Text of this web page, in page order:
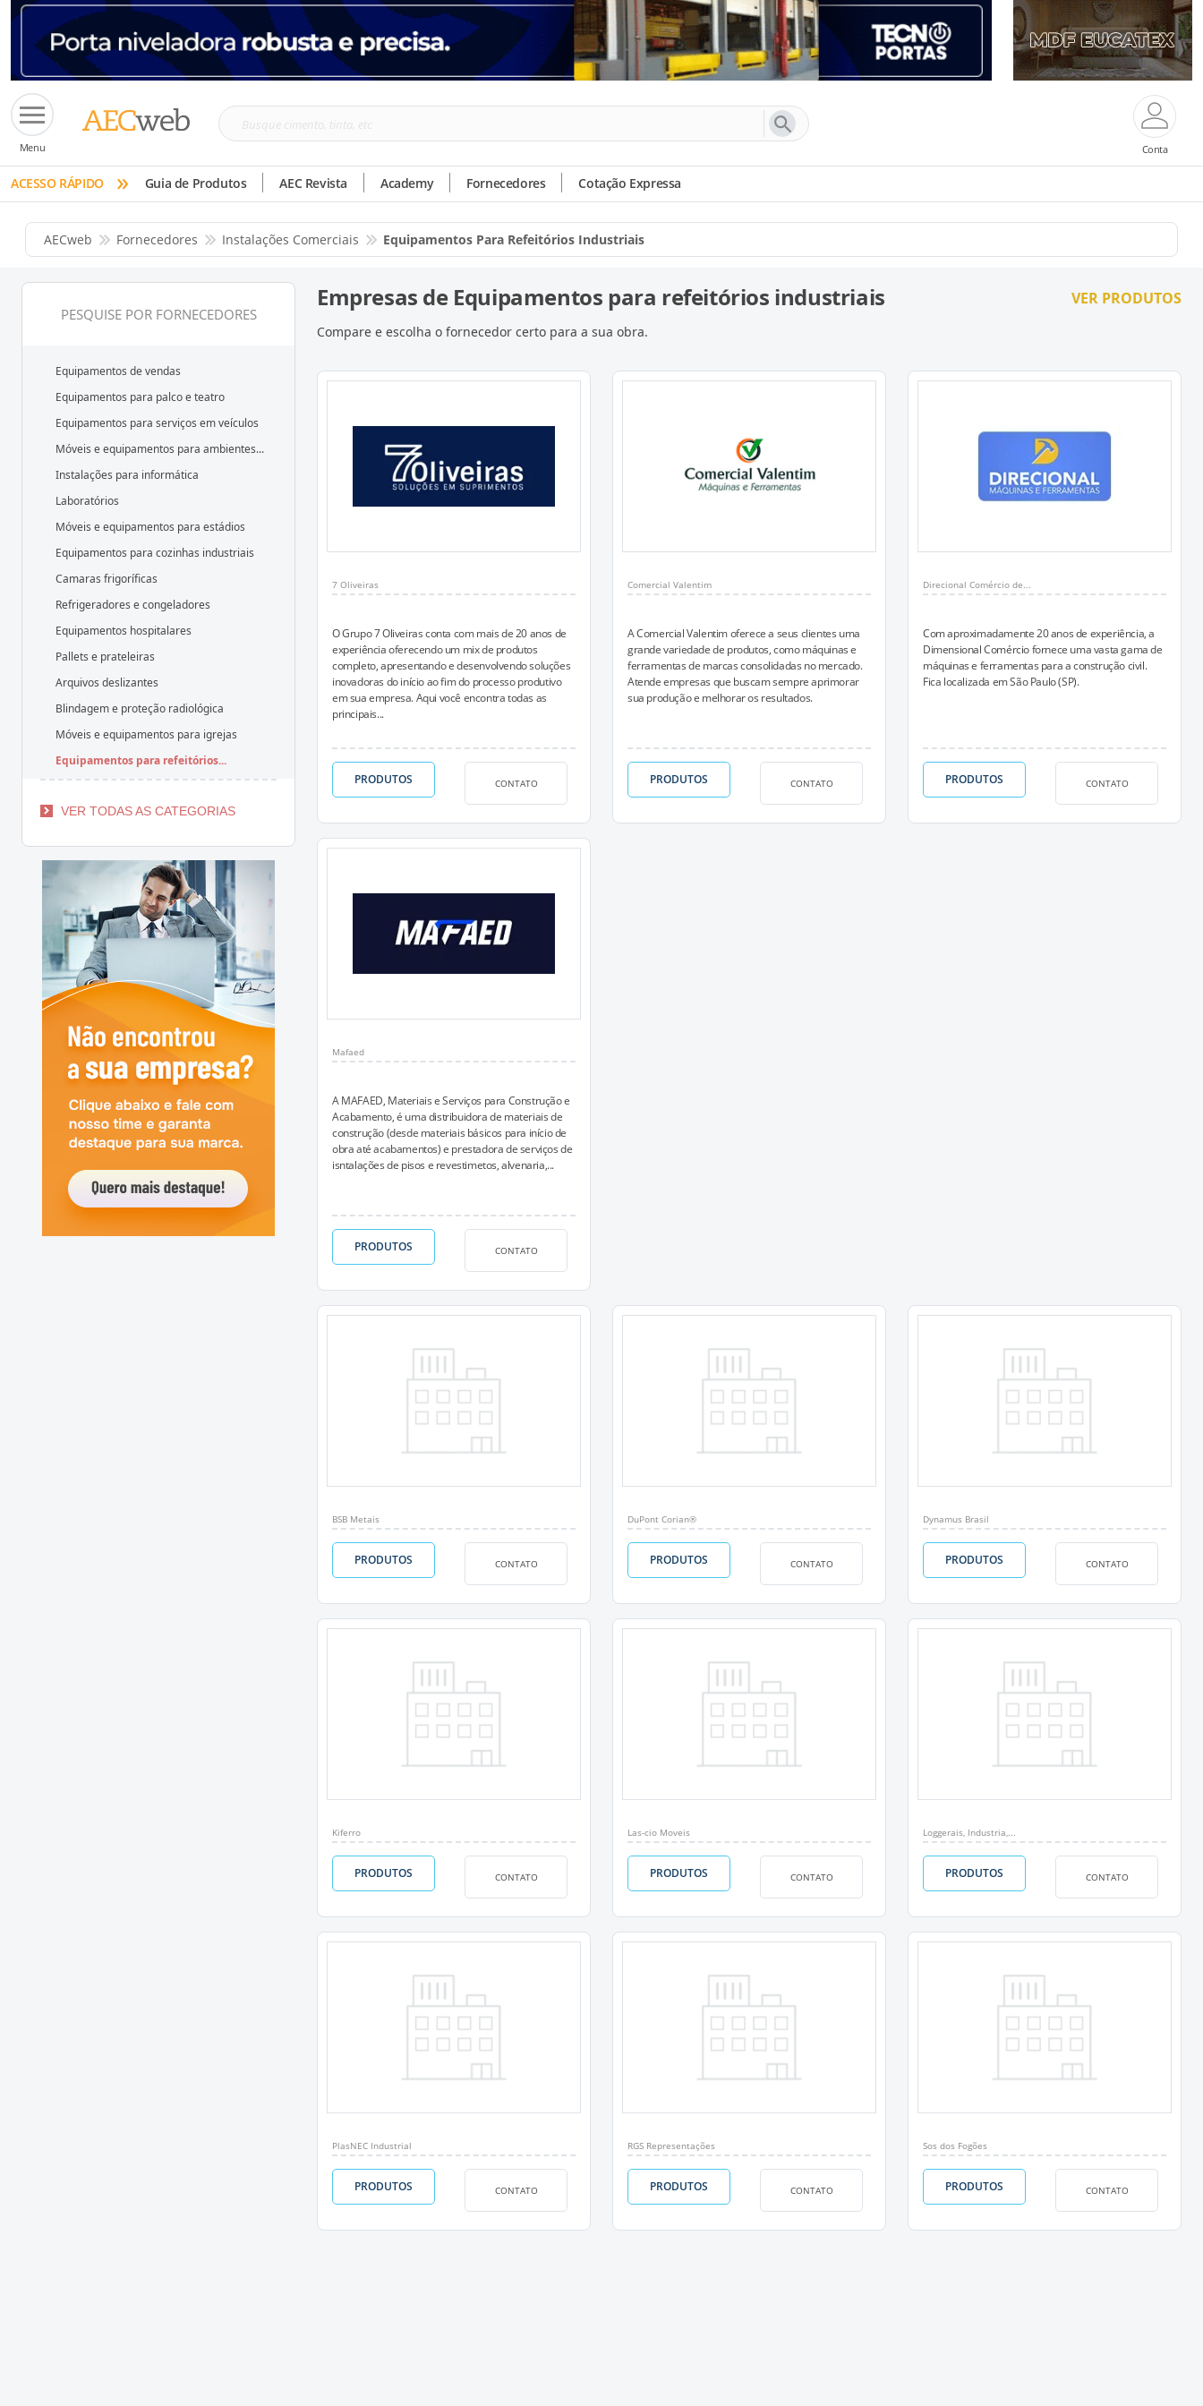
Menu
Busque
tinta,
etc
Conta
ACESSO RÁPIDO » Guia de Produtos AEC Revista Academy Fornecedores Cotação Expressa
AECweb Fornecedores Instalações Comerciais Equipamentos Para Refeitórios Industriais
PESQUISE POR FORNECEDORES
Equipamentos de vendas
Equipamentos para palco e teatro
Equipamentos para serviços em veículos
Móveis e equipamentos para ambientes...
Instalações para informática
Laboratórios
Móveis e equipamentos para estádios
Equipamentos para cozinhas industriais
Camaras frigoríficas
Refrigeradores e congeladores
Equipamentos hospitalares
Pallets e prateleiras
Arquivos deslizantes
Blindagem e proteção radiológica
Móveis e equipamentos para igrejas
Equipamentos para refeitórios...
VER TODAS AS CATEGORIAS
Empresas de Equipamentos para refeitórios industriais
Compare e escolha o fornecedor certo para a sua obra.
VER PRODUTOS
7 Oliveiras
O Grupo 7 Oliveiras conta com mais de 20 anos de
experiência oferecendo um mix de produtos
completo, apresentando e desenvolvendo soluções
inovadoras do início ao fim do processo produtivo
em sua empresa. Aqui você encontra todas as
principais...
PRODUTOS CONTATO
Comercial Valentim
A Comercial Valentim oferece a seus clientes uma
grande variedade de produtos, como máquinas e
ferramentas de marcas consolidadas no mercado.
Atende empresas que buscam sempre aprimorar
sua produção e melhorar os resultados.
PRODUTOS CONTATO
Direcional Comércio de...
Com aproximadamente 20 anos de experiência, a
Dimensional Comércio fornece uma vasta gama de
máquinas e ferramentas para a construção civil.
Fica localizada em São Paulo (SP).
PRODUTOS CONTATO
Mafaed
A MAFAED, Materiais e Serviços para Construção e
Acabamento, é uma distribuidora de materiais de
construção (desde materiais básicos para início de
obra até acabamentos) e prestadora de serviços de
isntalações de pisos e revestimetos, alvenaria,...
PRODUTOS CONTATO
BSB Metais
PRODUTOS CONTATO
DuPont Corian®
PRODUTOS CONTATO
Dynamus Brasil
PRODUTOS CONTATO
Kiferro
PRODUTOS CONTATO
Las-cio Moveis
PRODUTOS CONTATO
Loggerais, Industria,...
PRODUTOS CONTATO
PlasNEC Industrial
PRODUTOS CONTATO
RGS Representações
PRODUTOS CONTATO
Sos dos Fogões
PRODUTOS CONTATO